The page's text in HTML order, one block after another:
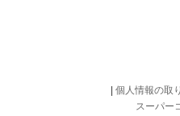
個人情報の取
スーパー